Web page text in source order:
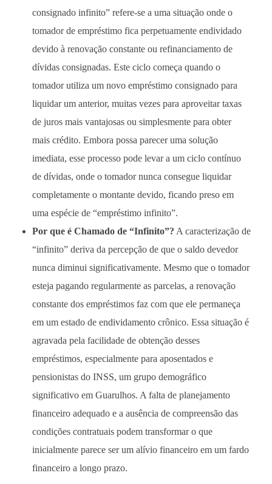
consignado infinito” refere-se a uma situação onde o
tomador de empréstimo fica perpetuamente endividado
devido à renovação constante ou refinanciamento de
dívidas consignadas. Este ciclo começa quando o
tomador utiliza um novo empréstimo consignado para
liquidar um anterior, muitas vezes para aproveitar taxas
de juros mais vantajosas ou simplesmente para obter
mais crédito. Embora possa parecer uma solução
imediata, esse processo pode levar a um ciclo contínuo
de dívidas, onde o tomador nunca consegue liquidar
completamente o montante devido, ficando preso em
uma espécie de “empréstimo infinito”.
Por que é Chamado de “Infinito”? A caracterização de
“infinito” deriva da percepção de que o saldo devedor
nunca diminui significativamente. Mesmo que o tomador
esteja pagando regularmente as parcelas, a renovação
constante dos empréstimos faz com que ele permaneça
em um estado de endividamento crônico. Essa situação é
agravada pela facilidade de obtenção desses
empréstimos, especialmente para aposentados e
pensionistas do INSS, um grupo demográfico
significativo em Guarulhos. A falta de planejamento
financeiro adequado e a ausência de compreensão das
condições contratuais podem transformar o que
inicialmente parece ser um alívio financeiro em um fardo
financeiro a longo prazo.